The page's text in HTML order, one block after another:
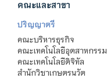
คณะและสาขา
ปริญญาตรี
คณะบริหารธุรกิจ
คณะเทคโนโลยีอุตสาหกรรม
คณะเทคโนโลยีดิจิทัล
สำนักวิชาเกษตรนวัต